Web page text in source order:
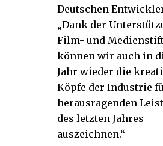
Deutschen
„Dank der
Film- und
können wir auch in
Jahr wieder die
Köpfe der Industrie
herausragenden
des letzten Jahres
auszeichnen.“